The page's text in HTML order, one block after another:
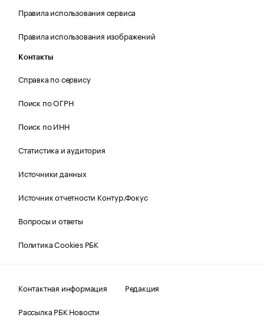
Правила использования сервиса
Правила использования изображений
Контакты
Справка по сервису
Поиск по ОГРН
Поиск по ИНН
Статистика и аудитория
Источники данных
Источник отчетности Контур.Фокус
Вопросы и ответы
Политика Cookies РБК
Контактная информация
Редакция
Рассылка РБК Новости